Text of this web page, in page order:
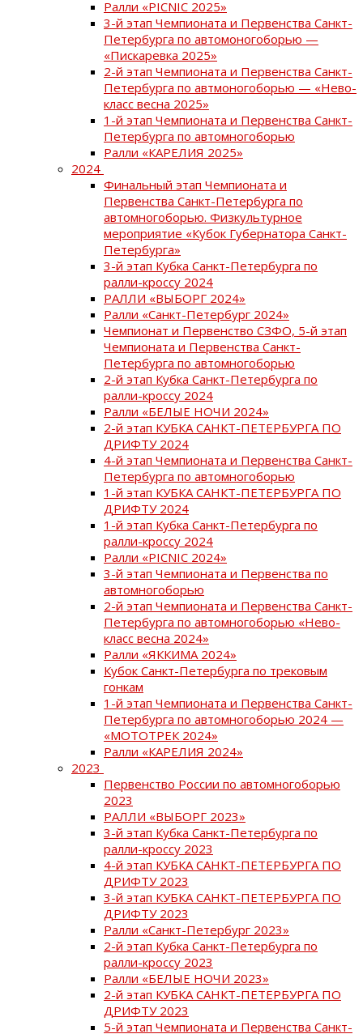
Ралли «PICNIC 2025»
3-й этап Чемпионата и Первенства Санкт-
Петербурга по автомоногоборью —
«Пискаревка 2025»
2-й этап Чемпионата и Первенства Санкт-
Петербурга по автмоногоборью — «Нево-
класс весна 2025»
1-й этап Чемпионата и Первенства Санкт-
Петербурга по автомногоборью
Ралли «КАРЕЛИЯ 2025»
2024
Финальный этап Чемпионата и
Первенства Санкт-Петербурга по
автомногоборью. Физкультурное
мероприятие «Кубок Губернатора Санкт-
Петербурга»
3-й этап Кубка Санкт-Петербурга по
ралли-кроссу 2024
РАЛЛИ «ВЫБОРГ 2024»
Ралли «Санкт-Петербург 2024»
Чемпионат и Первенство СЗФО, 5-й этап
Чемпионата и Первенства Санкт-
Петербурга по автомногоборью
2-й этап Кубка Санкт-Петербурга по
ралли-кроссу 2024
Ралли «БЕЛЫЕ НОЧИ 2024»
2-й этап КУБКА САНКТ-ПЕТЕРБУРГА ПО
ДРИФТУ 2024
4-й этап Чемпионата и Первенства Санкт-
Петербурга по автомногоборью
1-й этап КУБКА САНКТ-ПЕТЕРБУРГА ПО
ДРИФТУ 2024
1-й этап Кубка Санкт-Петербурга по
ралли-кроссу 2024
Ралли «PICNIC 2024»
3-й этап Чемпионата и Первенства по
автомногоборью
2-й этап Чемпионата и Первенства Санкт-
Петербурга по автомногоборью «Нево-
класс весна 2024»
Ралли «ЯККИМА 2024»
Кубок Санкт-Петербурга по трековым
гонкам
1-й этап Чемпионата и Первенства Санкт-
Петербурга по автомногоборью 2024 —
«МОТОТРЕК 2024»
Ралли «КАРЕЛИЯ 2024»
2023
Первенство России по автомногоборью
2023
РАЛЛИ «ВЫБОРГ 2023»
3-й этап Кубка Санкт-Петербурга по
ралли-кроссу 2023
4-й этап КУБКА САНКТ-ПЕТЕРБУРГА ПО
ДРИФТУ 2023
3-й этап КУБКА САНКТ-ПЕТЕРБУРГА ПО
ДРИФТУ 2023
Ралли «Санкт-Петербург 2023»
2-й этап Кубка Санкт-Петербурга по
ралли-кроссу 2023
Ралли «БЕЛЫЕ НОЧИ 2023»
2-й этап КУБКА САНКТ-ПЕТЕРБУРГА ПО
ДРИФТУ 2023
5-й этап Чемпионата и Первенства Санкт-